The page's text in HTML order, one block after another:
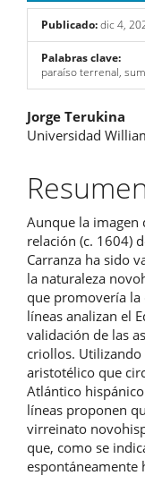
Publicado:dic 4,
Palabras clave:
paraíso terrenal,
principal
del
artículo
Jorge Terukina
Universidad
Aunque la imagen
relación (c. 1604)
Carranza ha sido
la naturaleza
que promovería la
líneas analizan el
validación de las
criollos. Utilizando
aristotélico que
Atlántico
líneas proponen
virreinato
que, como se
espontáneamente